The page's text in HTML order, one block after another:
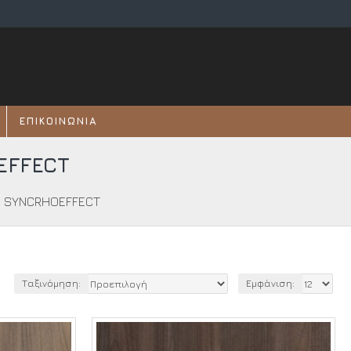
ΕΠΙΚΟΙΝΩΝΊΑ
Ταξινόμηση: Εμφάνιση: